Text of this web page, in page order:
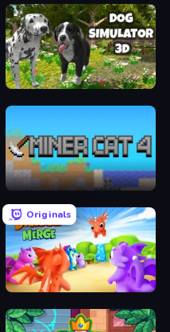
Dog Simulator 3D
Miner Cat 4
Originals
Dragon Merge